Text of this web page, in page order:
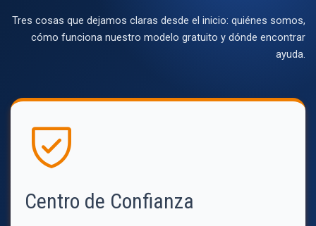
Tres cosas que dejamos claras desde el inicio: quiénes somos,
cómo funciona nuestro modelo gratuito y dónde encontrar
ayuda.
Centro de Confianza